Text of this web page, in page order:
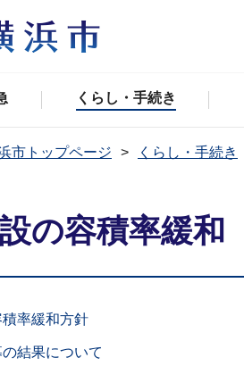
くらし・手続き
市トップページ くらし・手続き
の容積率緩和
率緩和方針
結果について